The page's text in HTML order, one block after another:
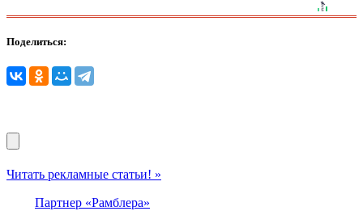
Поделиться:
Читать рекламные статьи! »
Партнер «Рамблера»